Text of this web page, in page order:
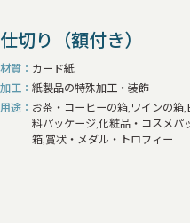
仕切り（額付き）
材質
カード紙
加工
紙製品の特殊加工・装飾
用途
お茶・コーヒーの箱,ワインの箱
料パッケージ,化粧品・コスメパ
箱,賞状・メダル・トロフィー